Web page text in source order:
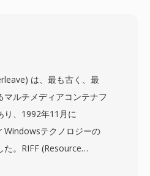
は、最も古く、最
マルチメディアコンテナフ
り、1992年11月に
テクノロジーの
。RIFF (Resource
構造を基盤とし、AVI